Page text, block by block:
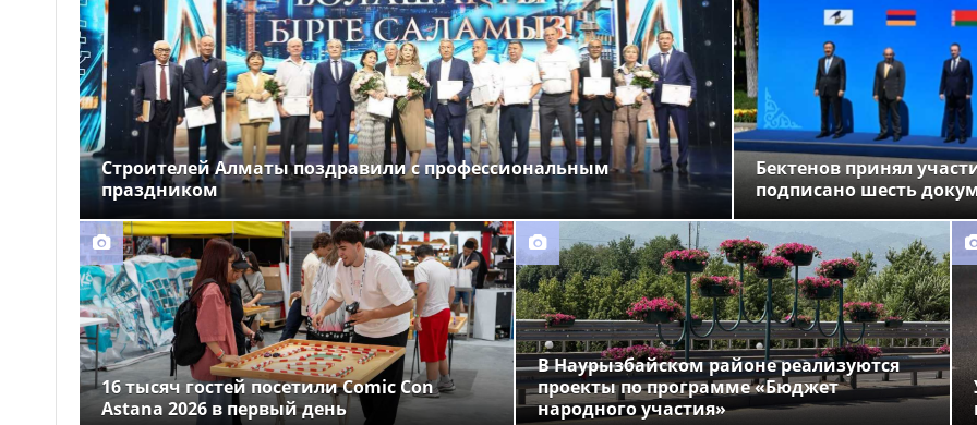
народного участия»
09:47
Забрались на телевышку
и не смогли спуститься: двух
мальчиков спасли в ВКО
09:36
Казахстанские гребцы
завоевали два «золота» на
чемпионате Азии в Японии
Строителей Алматы поздравили с профессиональным
праздником
Бектенов принял
подписано шесть
16 тысяч гостей посетили Comic Con
Astana 2026 в первый день
В Наурызбайском районе реализуются
проекты по программе «Бюджет
народного участия»